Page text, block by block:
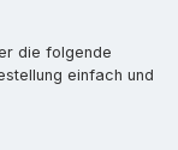
die folgende
einfach und